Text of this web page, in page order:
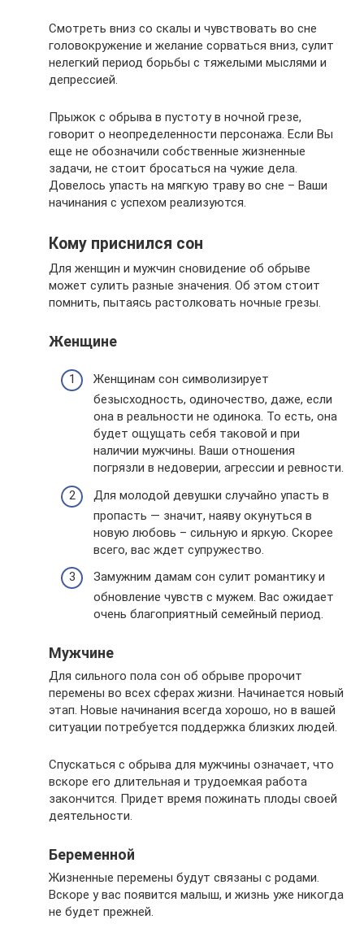
Смотреть вниз со скалы и чувствовать во сне
головокружение и желание сорваться вниз, сулит
нелегкий период борьбы с тяжелыми мыслями и
депрессией.
Прыжок с обрыва в пустоту в ночной грезе,
говорит о неопределенности персонажа. Если Вы
еще не обозначили собственные жизненные
задачи, не стоит бросаться на чужие дела.
Довелось упасть на мягкую траву во сне – Ваши
начинания с успехом реализуются.
Кому приснился сон
Для женщин и мужчин сновидение об обрыве
может сулить разные значения. Об этом стоит
помнить, пытаясь растолковать ночные грезы.
Женщине
Женщинам сон символизирует
безысходность, одиночество, даже, если
она в реальности не одинока. То есть, она
будет ощущать себя таковой и при
наличии мужчины. Ваши отношения
погрязли в недоверии, агрессии и ревности.
Для молодой девушки случайно упасть в
пропасть — значит, наяву окунуться в
новую любовь – сильную и яркую. Скорее
всего, вас ждет супружество.
Замужним дамам сон сулит романтику и
обновление чувств с мужем. Вас ожидает
очень благоприятный семейный период.
Мужчине
Для сильного пола сон об обрыве пророчит
перемены во всех сферах жизни. Начинается новый
этап. Новые начинания всегда хорошо, но в вашей
ситуации потребуется поддержка близких людей.
Спускаться с обрыва для мужчины означает, что
вскоре его длительная и трудоемкая работа
закончится. Придет время пожинать плоды своей
деятельности.
Беременной
Жизненные перемены будут связаны с родами.
Вскоре у вас появится малыш, и жизнь уже никогда
не будет прежней.